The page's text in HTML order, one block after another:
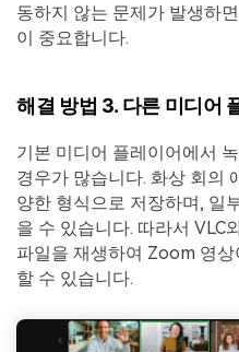
동하지 않는 문제가 발생하
이 중요합니다.
해결 방법 3. 다른 미디어
기본 미디어 플레이어에서
경우가 많습니다. 화상 회의
양한 형식으로 저장하며, 일
을 수 있습니다. 따라서 VLC
파일을 재생하여 Zoom 영
할 수 있습니다.